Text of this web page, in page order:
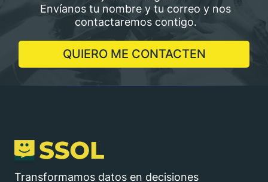
Envíanos tu nombre y tu correo y nos
contactaremos contigo.
QUIERO ME CONTACTEN
Transformamos datos en decisiones